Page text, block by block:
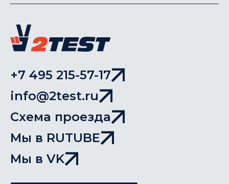
+7 495 215-57-17
info@2test.ru
Схема проезда
Мы в RUTUBE
Мы в VK